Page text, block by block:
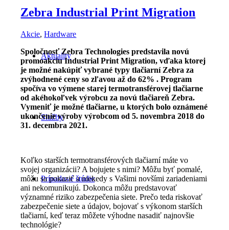
Aktuality
Služby
Prípadové štúdie
Zebra Industrial Print Migration
Akcie,Hardware
Spoločnosť Zebra Technologies predstavila novú
promoakciu Industrial Print Migration, vďaka ktorej
je možné nakúpiť vybrané typy tlačiarní Zebra za
zvýhodnené ceny so zľavou až do 62% . Program
spočíva vo výmene starej termotransférovej tlačiarne
od akéhokoľvek výrobcu za novú tlačiareň Zebra.
Vymeniť je možné tlačiarne, u ktorých bolo oznámené
ukončenie výroby výrobcom od 5. novembra 2018 do
31. decembra 2021.
Koľko starších termotransférových tlačiarní máte vo
svojej organizácii? A bojujete s nimi? Môžu byť pomalé,
môžu sa pokaziť a niekedy s Vašimi novšími zariadeniami
ani nekomunikujú. Dokonca môžu predstavovať
významné riziko zabezpečenia siete. Prečo teda riskovať
zabezpečenie siete a údajov, bojovať s výkonom starších
tlačiarní, keď teraz môžete výhodne nasadiť najnovšie
technológie?